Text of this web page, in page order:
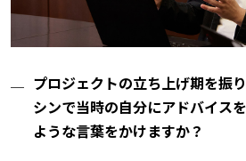
プロジェクトの立ち上げ期を振
シンで当時の自分にアドバイス
ような言葉をかけますか？